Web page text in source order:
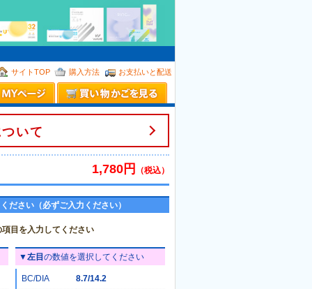
サイトTOP 購入方法 お支払いと配送
いて
1,780円 （税込）
ださい（必ずご入力ください）
目を入力してください
▼左目の数値を選択してください
BC/DIA 8.7/14.2